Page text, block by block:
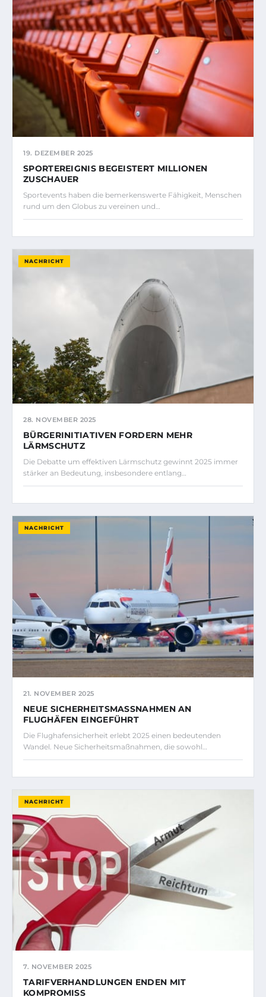
19. DEZEMBER 2025
SPORTEREIGNIS BEGEISTERT MILLIONEN
ZUSCHAUER
Sportevents haben die bemerkenswerte Fähigkeit, Menschen
rund um den Globus zu vereinen und…
NACHRICHT
28. NOVEMBER 2025
BÜRGERINITIATIVEN FORDERN MEHR
LÄRMSCHUTZ
Die Debatte um effektiven Lärmschutz gewinnt 2025 immer
stärker an Bedeutung, insbesondere entlang…
NACHRICHT
21. NOVEMBER 2025
NEUE SICHERHEITSMASSNAHMEN AN F
LUGHÄFEN EINGEFÜHRT
Die Flughafensicherheit erlebt 2025 einen bedeutenden
Wandel. Neue Sicherheitsmaßnahmen, die sowohl…
NACHRICHT
7. NOVEMBER 2025
TARIFVERHANDLUNGEN ENDEN MIT
KOMPROMISS